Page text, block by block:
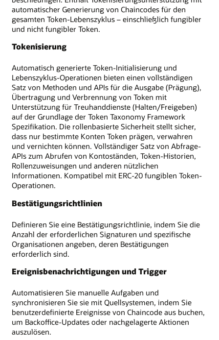
automatischer Generierung von Chaincodes für den
gesamten Token-Lebenszyklus – einschließlich fungibler
und nicht fungibler Token.
Tokenisierung
Automatisch generierte Token-Initialisierung und
Lebenszyklus-Operationen bieten einen vollständigen
Satz von Methoden und APIs für die Ausgabe (Prägung),
Übertragung und Verbrennung von Token mit
Unterstützung für Treuhanddienste (Halten/Freigeben)
auf der Grundlage der Token Taxonomy Framework
Spezifikation. Die rollenbasierte Sicherheit stellt sicher,
dass nur bestimmte Konten Token prägen, verwahren
und vernichten können. Vollständiger Satz von Abfrage-
APIs zum Abrufen von Kontoständen, Token-Historien,
Rollenzuweisungen und anderen nützlichen
Informationen. Kompatibel mit ERC-20 fungiblen Token-
Operationen.
Bestätigungsrichtlinien
Definieren Sie eine Bestätigungsrichtlinie, indem Sie die
Anzahl der erforderlichen Signaturen und spezifische
Organisationen angeben, deren Bestätigungen
erforderlich sind.
Ereignisbenachrichtigungen und Trigger
Automatisieren Sie manuelle Aufgaben und
synchronisieren Sie sie mit Quellsystemen, indem Sie
benutzerdefinierte Ereignisse von Chaincode aus buchen,
um Backoffice-Updates oder nachgelagerte Aktionen
auszulösen.